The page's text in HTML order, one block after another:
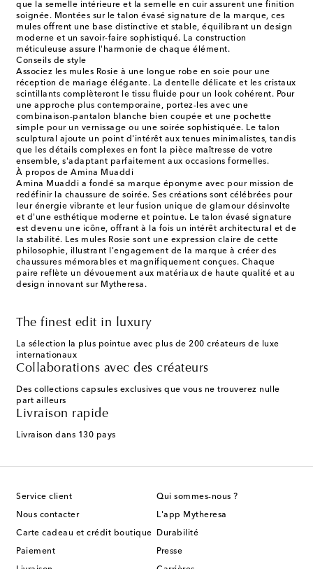
que la semelle intérieure et la semelle en cuir assurent une finition
soignée. Montées sur le talon évasé signature de la marque, ces
mules offrent une base distinctive et stable, équilibrant un design
moderne et un savoir-faire sophistiqué. La construction
méticuleuse assure l'harmonie de chaque élément.
Conseils de style
Associez les mules Rosie à une longue robe en soie pour une
réception de mariage élégante. La dentelle délicate et les cristaux
scintillants complèteront le tissu fluide pour un look cohérent. Pour
une approche plus contemporaine, portez-les avec une
combinaison-pantalon blanche bien coupée et une pochette
simple pour un vernissage ou une soirée sophistiquée. Le talon
sculptural ajoute un point d'intérêt aux tenues minimalistes, tandis
que les détails complexes en font la pièce maîtresse de votre
ensemble, s'adaptant parfaitement aux occasions formelles.
À propos de Amina Muaddi
Amina Muaddi a fondé sa marque éponyme avec pour mission de
redéfinir la chaussure de soirée. Ses créations sont célébrées pour
leur énergie vibrante et leur fusion unique de glamour désinvolte
et d'une esthétique moderne et pointue. Le talon évasé signature
est devenu une icône, offrant à la fois un intérêt architectural et de
la stabilité. Les mules Rosie sont une expression claire de cette
philosophie, illustrant l'engagement de la marque à créer des
chaussures mémorables et magnifiquement conçues. Chaque
paire reflète un dévouement aux matériaux de haute qualité et au
design innovant sur Mytheresa.
The finest edit in luxury
La sélection la plus pointue avec plus de 200 créateurs de luxe
internationaux
Collaborations avec des créateurs
Des collections capsules exclusives que vous ne trouverez nulle
part ailleurs
Livraison rapide
Livraison dans 130 pays
Service client
Nous contacter
Carte cadeau et crédit boutique
Paiement
Qui sommes-nous ?
L'app Mytheresa
Durabilité
Presse